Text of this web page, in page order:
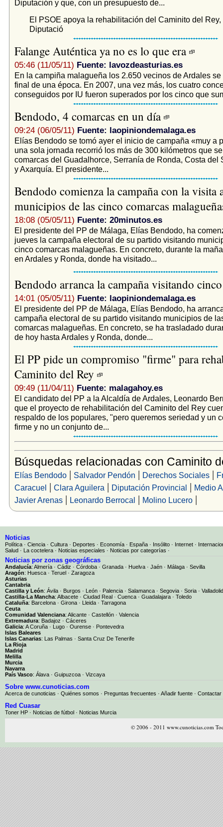
Diputación y que, con un presupuesto de...
El PSOE apoya la rehabilitación del Caminito del Rey,
Diputació
Falange Auténtica ya no es lo que era
05:46 (11/05/11) Fuente: lavozdeasturias.es
En la campiña malagueña los 2.650 vecinos de Ardales se
final de una época. En 2007, una vez más, los cuatro
conseguidos por IU fueron superados por los cinco que
Bendodo, 4 comarcas en un día
09:24 (06/05/11) Fuente: laopiniondemalaga.es
Elías Bendodo se tomó ayer el inicio de campaña «muy a
una sola jornada recorrió los más de 300 kilómetros que
comarcas del Guadalhorce, Serranía de Ronda, Costa del
y Axarquía. El presidente...
Bendodo comienza la campaña con la visita
municipios de las cinco comarcas
18:08 (05/05/11) Fuente: 20minutos.es
El presidente del PP de Málaga, Elías Bendodo, ha
jueves la campaña electoral de su partido visitando
cinco comarcas malagueñas. En concreto, durante la
en Ardales y Ronda, donde ha visitado...
Bendodo arranca la campaña visitando
14:01 (05/05/11) Fuente: laopiniondemalaga.es
El presidente del PP de Málaga, Elías Bendodo, ha
campaña electoral de su partido visitando municipios de
comarcas malagueñas. En concreto, se ha trasladado
de hoy hasta Ardales y Ronda, donde...
El PP pide un compromiso "firme" para
Caminito del Rey
09:49 (11/04/11) Fuente: malagahoy.es
El candidato del PP a la Alcaldía de Ardales, Leonardo
que el proyecto de rehabilitación del Caminito del Rey
respaldo de los populares, "pero queremos seriedad y un
firme y no un conjunto de...
Búsquedas relacionadas con Caminito
Elías Bendodo| Salvador Pendón | Derechos Sociales|
Caracuel | Clara Aguilera | Diputación Provincial | Medio
Javier Arenas| Leonardo Berrocal | Molino Lucero|
Noticias
Política · Ciencia · Cultura · Deportes · Economía · España · Insólito · Internet ·
Salud · La coctelera · Noticias especiales · Noticias por categorías ·
Noticias por zonas geográficas
Andalucía: Almería · Cádiz · Córdoba · Granada · Huelva · Jaén · Málaga · Sevilla
Aragón: Huesca · Teruel · Zaragoza
Asturias
Cantabria
Castilla y León: Ávila · Burgos · León · Palencia · Salamanca · Segovia · Soria · Valladolid
Castilla-La Mancha: Albacete · Ciudad Real · Cuenca · Guadalajara · Toledo
Cataluña: Barcelona · Girona · Lleida · Tarragona
Ceuta
Comunidad Valenciana: Alicante · Castellón · Valencia
Extremadura: Badajoz · Cáceres
Galicia: A Coruña · Lugo · Ourense · Pontevedra
Islas Baleares
Islas Canarias: Las Palmas · Santa Cruz De Tenerife
La Rioja
Madrid
Melilla
Murcia
Navarra
País Vasco: Álava · Guipuzcoa · Vizcaya
Sobre www.cunoticias.com
Acerca de cunoticias · Quiénes somos · Preguntas frecuentes · Añadir fuente · Contactar
Red Cuasar
Toner HP · Noticias de fútbol · Noticias Murcia
© 2006 - 2011 www.cunoticias.com